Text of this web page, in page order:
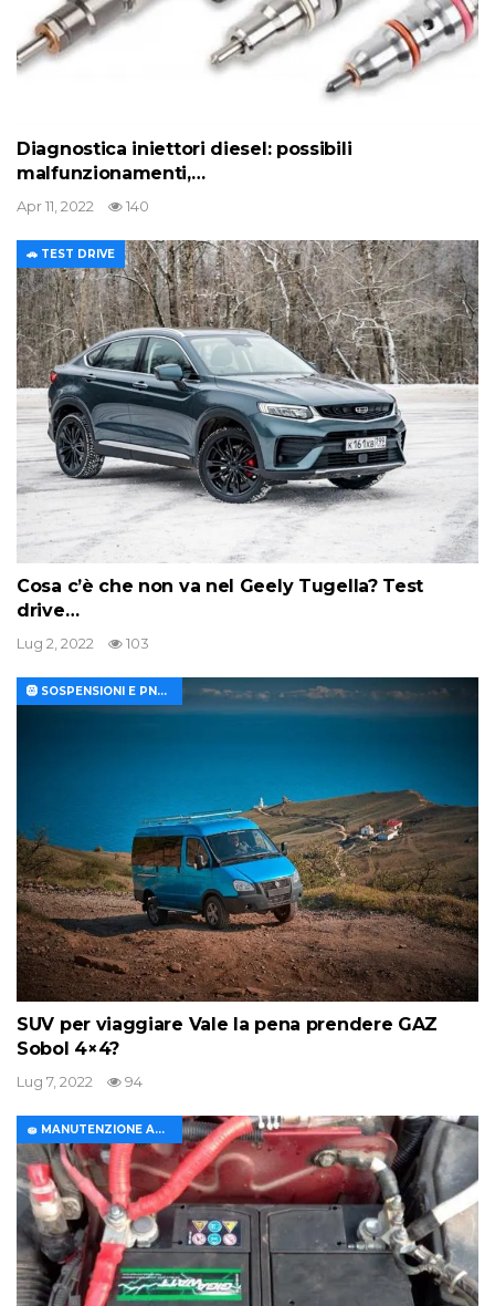
Diagnostica iniettori diesel: possibili
malfunzionamenti,…
Apr 11, 2022 140
🚗 TEST DRIVE
Cosa c’è che non va nel Geely Tugella? Test
drive…
Lug 2, 2022 103
🛞 SOSPENSIONI E PNEUMATICI
SUV per viaggiare Vale la pena prendere GAZ
Sobol 4×4?
Lug 7, 2022 94
🧽 MANUTENZIONE AUTO